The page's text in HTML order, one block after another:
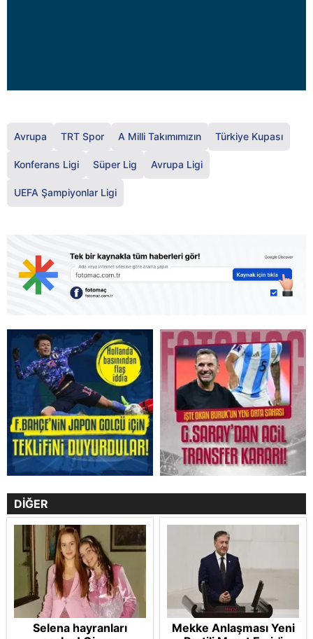
Avrupa TRT Spor A Milli Takımımızın Türkiye Kupası
Konferans Ligi Süper Lig Avrupa Ligi
UEFA Şampiyonlar Ligi
DİĞER
Selena hayranları
Mekke Anlaşması Yeni